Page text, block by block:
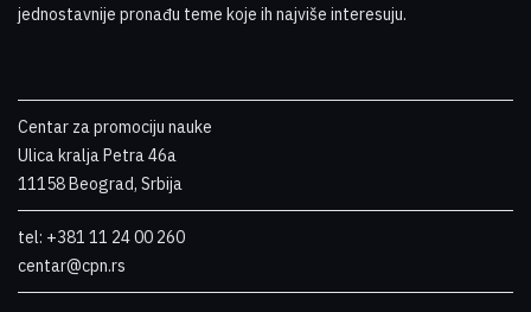
jednostavnije pronađu teme koje ih najviše interesuju.
Centar za promociju nauke
Ulica kralja Petra 46a
11158 Beograd, Srbija
tel: +381 11 24 00 260
centar@cpn.rs